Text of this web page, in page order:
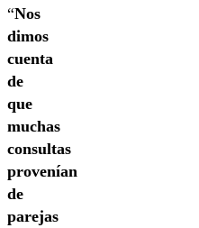
“Nos
dimos
cuenta
de
que
muchas
consultas
provenían
de
parejas